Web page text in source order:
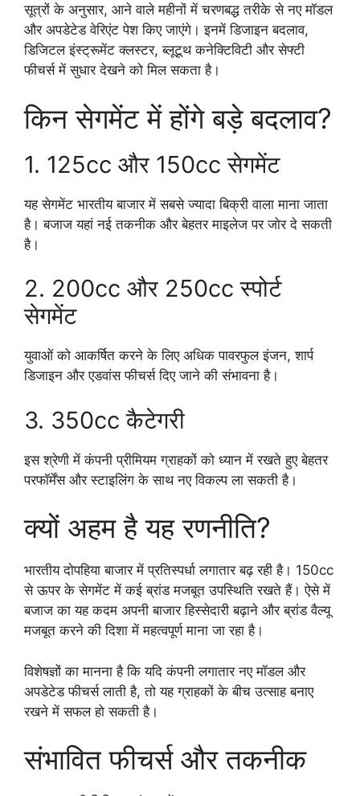
सूत्रों के अनुसार, आने वाले महीनों में चरणबद्ध तरीके से नए मॉडल
और अपडेटेड वेरिएंट पेश किए जाएंगे। इनमें डिजाइन बदलाव,
डिजिटल इंस्ट्रूमेंट क्लस्टर, ब्लूटूथ कनेक्टिविटी और सेफ्टी
फीचर्स में सुधार देखने को मिल सकता है।
किन सेगमेंट में होंगे बड़े बदलाव?
1. 125cc और 150cc सेगमेंट
यह सेगमेंट भारतीय बाजार में सबसे ज्यादा बिक्री वाला माना जाता
है। बजाज यहां नई तकनीक और बेहतर माइलेज पर जोर दे सकती
है।
2. 200cc और 250cc स्पोर्ट
सेगमेंट
युवाओं को आकर्षित करने के लिए अधिक पावरफुल इंजन, शार्प
डिजाइन और एडवांस फीचर्स दिए जाने की संभावना है।
3. 350cc कैटेगरी
इस श्रेणी में कंपनी प्रीमियम ग्राहकों को ध्यान में रखते हुए बेहतर
परफॉर्मेंस और स्टाइलिंग के साथ नए विकल्प ला सकती है।
क्यों अहम है यह रणनीति?
भारतीय दोपहिया बाजार में प्रतिस्पर्धा लगातार बढ़ रही है। 150cc
से ऊपर के सेगमेंट में कई ब्रांड मजबूत उपस्थिति रखते हैं। ऐसे में
बजाज का यह कदम अपनी बाजार हिस्सेदारी बढ़ाने और ब्रांड वैल्यू
मजबूत करने की दिशा में महत्वपूर्ण माना जा रहा है।
विशेषज्ञों का मानना है कि यदि कंपनी लगातार नए मॉडल और
अपडेटेड फीचर्स लाती है, तो यह ग्राहकों के बीच उत्साह बनाए
रखने में सफल हो सकती है।
संभावित फीचर्स और तकनीक